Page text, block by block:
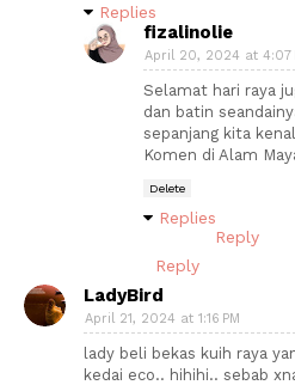
Replies
fizalinolie
April 20, 2024 at 4:07
Selamat hari raya
dan batin
sepanjang kita
Komen di Alam
Delete
Replies
Reply
Reply
LadyBird
April 21, 2024 at 1:16 PM
lady beli bekas kuih raya
kedai eco.. hihihi.. sebab